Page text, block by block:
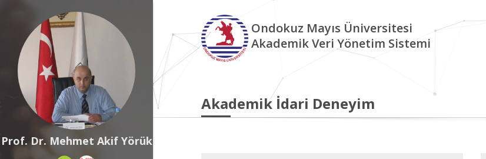
Prof. Dr. Mehmet Akif Yörük
Ondokuz Mayıs Üniversitesi
Akademik Veri Yönetim Sistemi
Akademik İdari Deneyim